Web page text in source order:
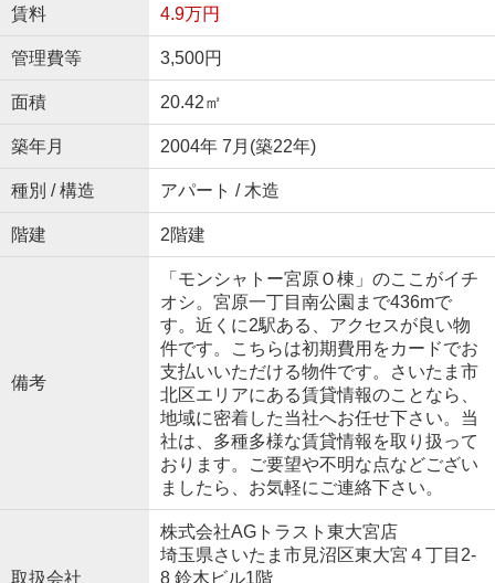
賃料 4.9万円
管理費等 3,500円
面積 20.42㎡
築年月 2004年 7月(築22年)
種別 / 構造 アパート / 木造
階建 2階建
備考
「モンシャトー宮原Ｏ棟」のここがイチ
オシ。宮原一丁目南公園まで436mで
す。近くに2駅ある、アクセスが良い物
件です。こちらは初期費用をカードでお
支払いいただける物件です。さいたま市
北区エリアにある賃貸情報のことなら、
地域に密着した当社へお任せ下さい。当
社は、多種多様な賃貸情報を取り扱って
おります。ご要望や不明な点などござい
ましたら、お気軽にご連絡下さい。
取扱会社
株式会社AGトラスト東大宮店
埼玉県さいたま市見沼区東大宮４丁目2-
8 鈴木ビル1階